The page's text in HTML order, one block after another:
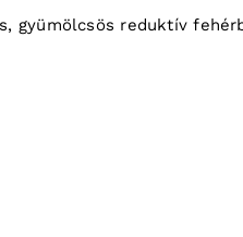
gyümölcsös reduktív